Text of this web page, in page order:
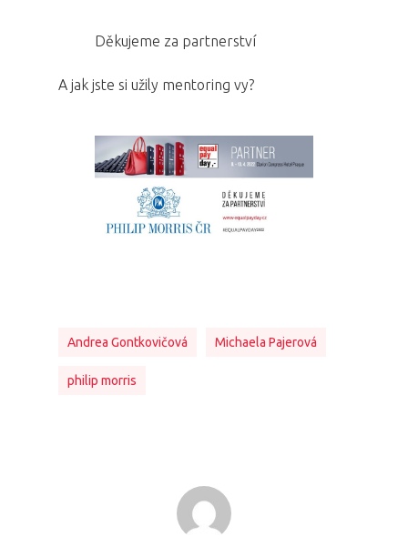
Děkujeme za partnerství
A jak jste si užily mentoring vy?
Andrea Gontkovičová Michaela Pajerová
philip morris